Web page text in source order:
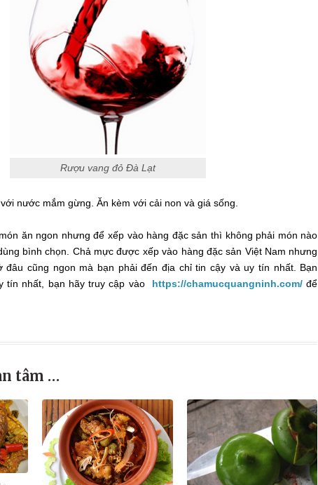
Rượu vang đỏ Đà Lạt
nước mắm gừng. Ăn kèm với cải non và giá sống.
ăn ngon nhưng để xếp vào hàng đặc sản thì không phải món nào
bình chọn. Chả mực được xếp vào hàng đặc sản Việt Nam nhưng
đâu cũng ngon mà bạn phải đến địa chỉ tin cậy và uy tín nhất. Bạn
tín nhất, bạn hãy truy cập vào https://chamucquangninh.com/để
tâm …